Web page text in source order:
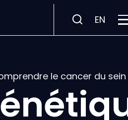
EN
la
:
le cancer du sein